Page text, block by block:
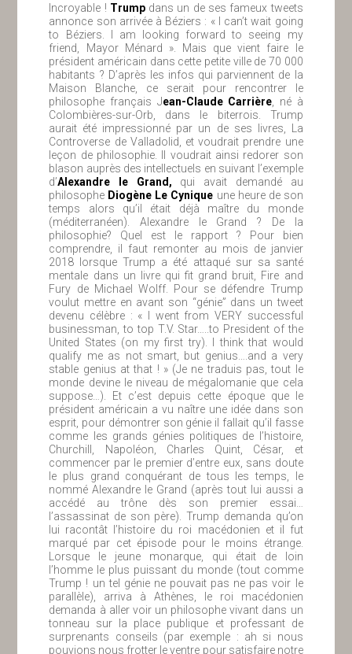
Incroyable ! Trumpdans un de ses fameux tweets
annonce son arrivée à Béziers : « I can’t wait going
to Béziers. I am looking forward to seeing my
friend, Mayor Ménard ». Mais que vient faire le
président américain dans cette petite ville de 70 000
habitants ? D’après les infos qui parviennent de la
Maison Blanche, ce serait pour rencontrer le
philosophe français Jean-Claude Carrière , né à
Colombières-sur-Orb, dans le biterrois. Trump
aurait été impressionné par un de ses livres, La
Controverse de Valladolid, et voudrait prendre une
leçon de philosophie. Il voudrait ainsi redorer son
blason auprès des intellectuels en suivant l’exemple
d’Alexandre le Grand, qui avait demandé au
philosophe Diogène Le Cynique une heure de son
temps alors qu’il était déjà maître du monde
(méditerranéen). Alexandre le Grand ? De la
philosophie? Quel est le rapport ? Pour bien
comprendre, il faut remonter au mois de janvier
2018 lorsque Trump a été attaqué sur sa santé
mentale dans un livre qui fit grand bruit, Fire and
Fury de Michael Wolff. Pour se défendre Trump
voulut mettre en avant son “génie” dans un tweet
devenu célèbre : « I went from VERY successful
businessman, to top T.V. Star…..to President of the
United States (on my first try). I think that would
qualify me as not smart, but genius….and a very
stable genius at that ! » (Je ne traduis pas, tout le
monde devine le niveau de mégalomanie que cela
suppose…). Et c’est depuis cette époque que le
président américain a vu naître une idée dans son
esprit, pour démontrer son génie il fallait qu’il fasse
comme les grands génies politiques de l’histoire,
Churchill, Napoléon, Charles Quint, César, et
commencer par le premier d’entre eux, sans doute
le plus grand conquérant de tous les temps, le
nommé Alexandre le Grand (après tout lui aussi a
accédé au trône dès son premier essai…
l’assassinat de son père). Trump demanda qu’on
lui racontât l’histoire du roi macédonien et il fut
marqué par cet épisode pour le moins étrange.
Lorsque le jeune monarque, qui était de loin
l’homme le plus puissant du monde (tout comme
Trump ! un tel génie ne pouvait pas ne pas voir le
parallèle), arriva à Athènes, le roi macédonien
demanda à aller voir un philosophe vivant dans un
tonneau sur la place publique et professant de
surprenants conseils (par exemple : ah si nous
pouvions nous frotter le ventre pour satisfaire notre